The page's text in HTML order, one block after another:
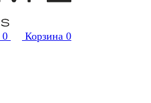
0 Корзина 0